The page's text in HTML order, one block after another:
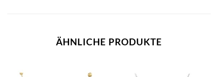
ÄHNLICHE PRODUKTE